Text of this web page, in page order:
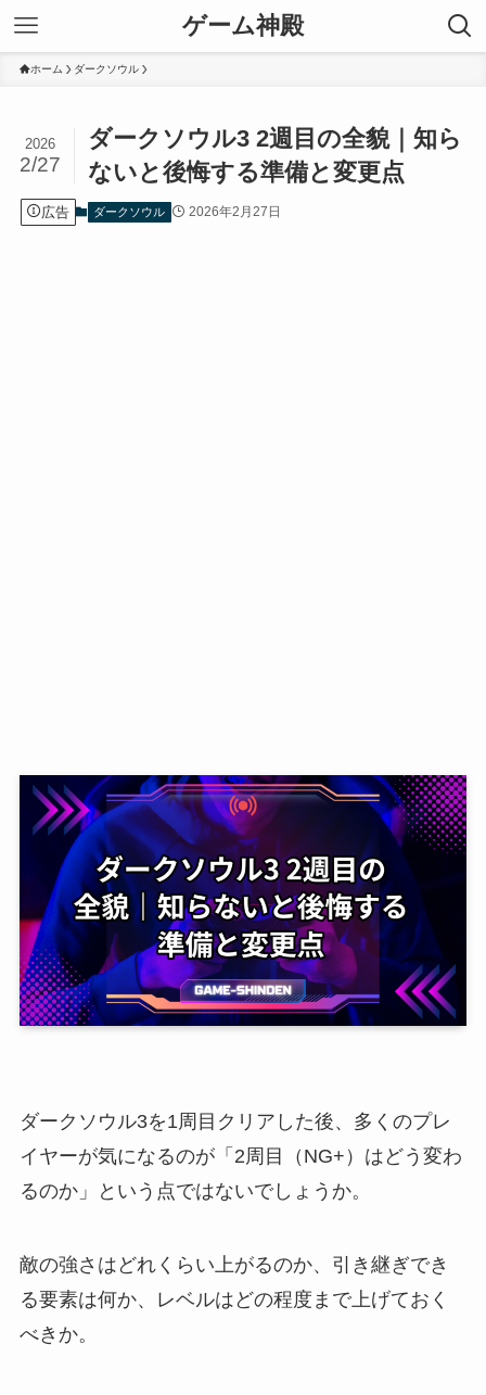
ゲーム神殿
ホーム ダークソウル
ダークソウル3 2週目の全貌｜知ら
ないと後悔する準備と変更点
2026
2/27
広告 ダークソウル 2026年2月27日
ダークソウル3を1周目クリアした後、多くのプレ
イヤーが気になるのが「2周目（NG+）はどう変わ
るのか」という点ではないでしょうか。
敵の強さはどれくらい上がるのか、引き継ぎでき
る要素は何か、レベルはどの程度まで上げておく
べきか。